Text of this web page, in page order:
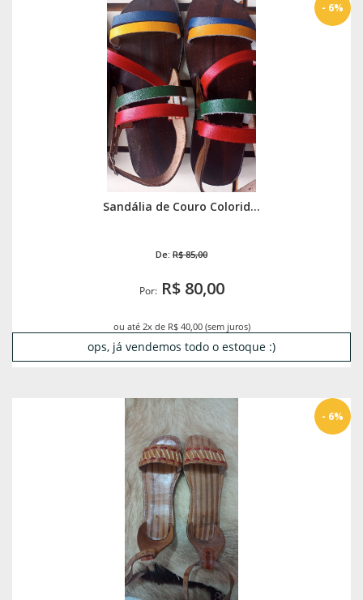
Sandália de Couro Colorid...
De: R$ 85,00
Por:R$ 80,00
- 6%
ou até 2x de R$ 40,00 (sem juros)
ops, já vendemos todo o estoque :)
- 6%